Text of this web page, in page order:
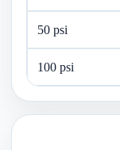
50 psi
100 psi